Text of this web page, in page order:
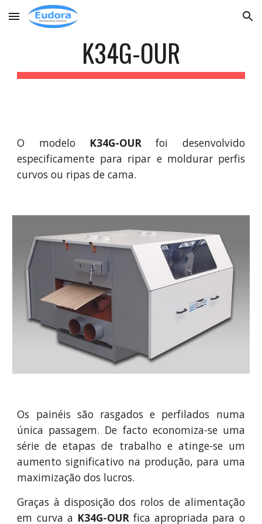
Skip to main content Skip to navigation
K34G-OUR
O modelo K34G-OUR foi desenvolvido
especificamente para ripar e moldurar perfis
curvos ou ripas de cama.
Os painéis são rasgados e perfilados numa
única passagem. De facto economiza-se uma
série de etapas de trabalho e atinge-se um
aumento significativo na produção, para uma
maximização dos lucros.
Graças à disposição dos rolos de alimentação
em curva a K34G-OURfica apropriada para o